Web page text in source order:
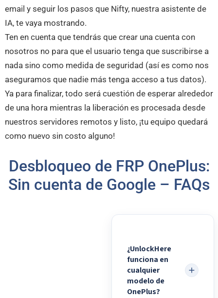
email y seguir los pasos que Nifty, nuestra asistente de
IA, te vaya mostrando.
Ten en cuenta que tendrás que crear una cuenta con
nosotros no para que el usuario tenga que suscribirse a
nada sino como medida de seguridad (así es como nos
aseguramos que nadie más tenga acceso a tus datos).
Ya para finalizar, todo será cuestión de esperar alrededor
de una hora mientras la liberación es procesada desde
nuestros servidores remotos y listo, ¡tu equipo quedará
como nuevo sin costo alguno!
Desbloqueo de FRP OnePlus:
Sin cuenta de Google – FAQs
¿UnlockHere
funciona en
cualquier
modelo de
OnePlus?